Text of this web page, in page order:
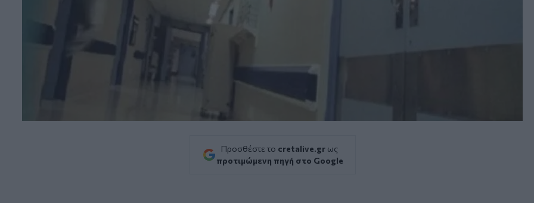
Προσθέστε το cretalive.gr ως
προτιμώμενη πηγή στο Google